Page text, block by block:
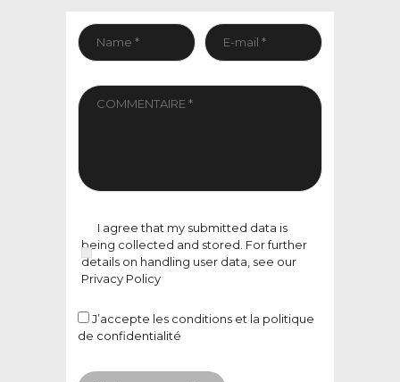
I agree that my submitted data is
being collected and stored. For further
details on handling user data, see our
Privacy Policy
J’accepte les conditions et la politique
de confidentialité